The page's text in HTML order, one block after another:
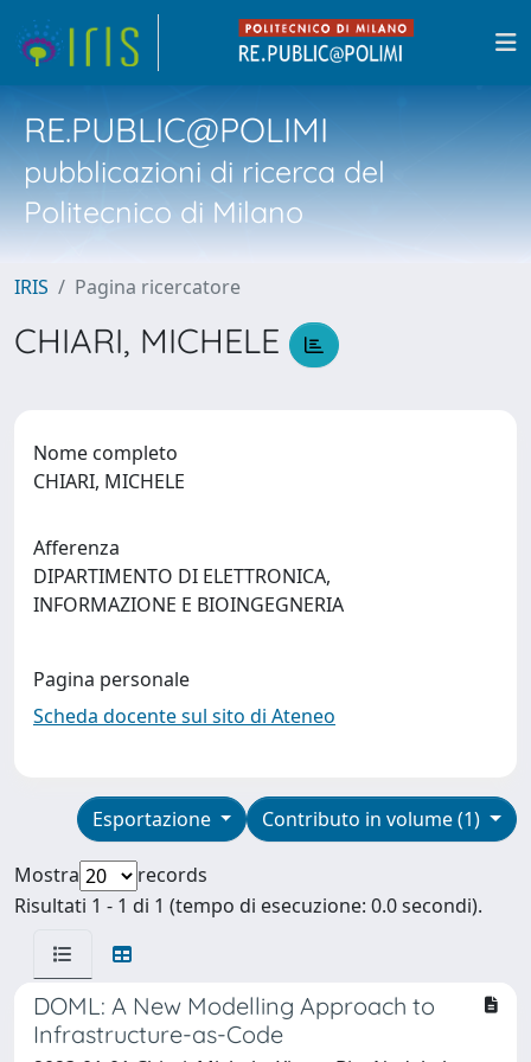
RE.PUBLIC@POLIMI
pubblicazioni di ricerca del
Politecnico di Milano
IRIS Pagina ricercatore
CHIARI, MICHELE
Nome completo
CHIARI, MICHELE
Afferenza
DIPARTIMENTO DI ELETTRONICA,
INFORMAZIONE E BIOINGEGNERIA
Pagina personale
Scheda docente sul sito di Ateneo
Contributo in volume (1)
Esportazione
Mostra
records
Risultati 1 - 1 di 1 (tempo di esecuzione: 0.0 secondi).
DOML: A New Modelling Approach to
Infrastructure-as-Code